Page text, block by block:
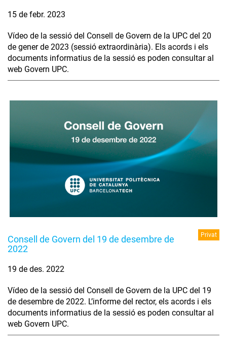
15 de febr. 2023
Vídeo de la sessió del Consell de Govern de la UPC del 20
de gener de 2023 (sessió extraordinària). Els acords i els
documents informatius de la sessió es poden consultar al
web Govern UPC.
Consell de Govern del 19 de desembre de
2022
Privat
19 de des. 2022
Vídeo de la sessió del Consell de Govern de la UPC del 19
de desembre de 2022. L’informe del rector, els acords i els
documents informatius de la sessió es poden consultar al
web Govern UPC.